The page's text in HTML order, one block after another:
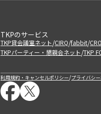
TKPのサービス
TKP貸会議室ネット/CIRQ/fabbit/
TKPパーティー・懇親会ネット/TKP
利用規約・キャンセルポリシー/プライバシ